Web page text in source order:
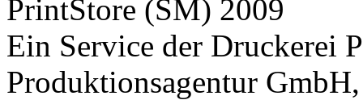
PrintStore (SM) 2009
Ein Service der Druckerei
Produktionsagentur